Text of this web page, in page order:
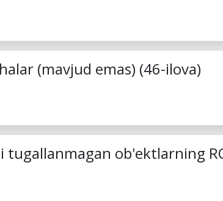
(mavjud emas) (46-ilova)
ob'ektlarning